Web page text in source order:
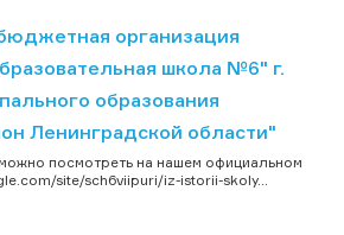
организация
школа №6" г.
образования
Ленинградской области"
посмотреть на нашем официальном
site/sch6viipuri/iz-istorii-skoly...